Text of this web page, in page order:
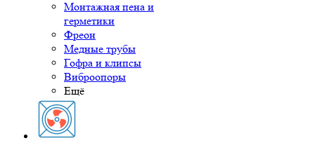
Монтажная пена и
герметики
Фреон
Медные трубы
Гофра и клипсы
Виброопоры
Ещё